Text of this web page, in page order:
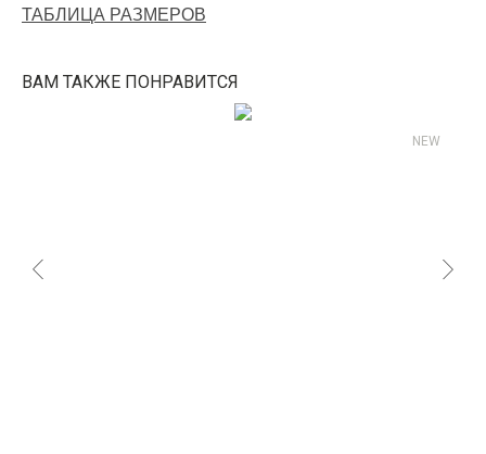
ТАБЛИЦА РАЗМЕРОВ
ВАМ ТАКЖЕ ПОНРАВИТСЯ
NEW